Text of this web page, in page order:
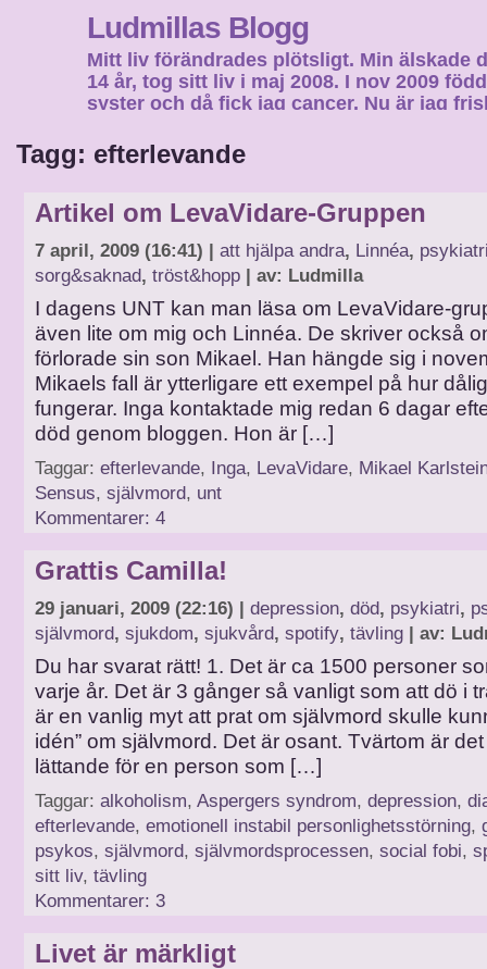
Ludmillas Blogg
Mitt liv förändrades plötsligt. Min älskade
14 år, tog sitt liv i maj 2008. I nov 2009
syster och då fick jag cancer. Nu är jag
Tagg: efterlevande
Artikel om LevaVidare-Gruppen
7 april, 2009 (16:41) | att hjälpa andra, Linnéa,
sorg&saknad, tröst&hopp | av: Ludmilla
I dagens UNT kan man läsa om LevaVidare-
även lite om mig och Linnéa. De skriver också
förlorade sin son Mikael. Han hängde sig i
Mikaels fall är ytterligare ett exempel på hur
fungerar. Inga kontaktade mig redan 6 dagar
död genom bloggen. Hon är […]
Taggar: efterlevande, Inga, LevaVidare, Mikael
Sensus, självmord, unt
Kommentarer: 4
Grattis Camilla!
29 januari, 2009 (22:16) | depression, död, psykiatri,
självmord, sjukdom, sjukvård, spotify, tävling | av:
Du har svarat rätt! 1. Det är ca 1500 personer
varje år. Det är 3 gånger så vanligt som att dö i
är en vanlig myt att prat om självmord skulle
idén” om självmord. Det är osant. Tvärtom är
lättande för en person som […]
Taggar: alkoholism, Aspergers syndrom, depression,
efterlevande, emotionell instabil personlighetsstörning,
psykos, självmord, självmordsprocessen, social fobi,
sitt liv, tävling
Kommentarer: 3
Livet är märkligt